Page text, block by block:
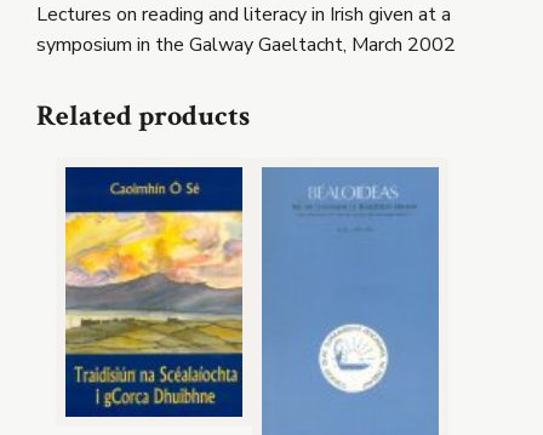
Lectures on reading and literacy in Irish given at a
symposium in the Galway Gaeltacht, March 2002
Related products